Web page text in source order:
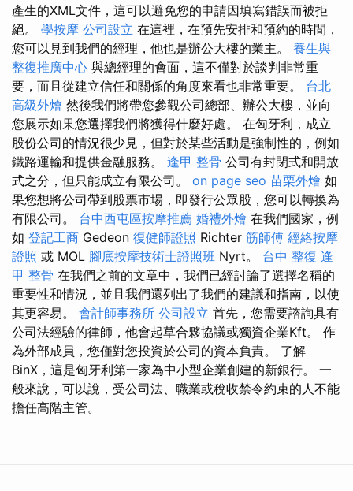
產生的XML文件，這可以避免您的申請因填寫錯誤而被拒
絕。 學按摩 公司設立 在這裡，在預先安排和預約的時間，
您可以見到我們的經理，他也是辦公大樓的業主。 養生與
整復推廣中心 與總經理的會面，這不僅對於談判非常重
要，而且從建立信任和關係的角度來看也非常重要。 台北
高級外燴 然後我們將帶您參觀公司總部、辦公大樓，並向
您展示如果您選擇我們將獲得什麼好處。 在匈牙利，成立
股份公司的情況很少見，但對於某些活動是強制性的，例如
鐵路運輸和提供金融服務。 逢甲 整骨 公司有封閉式和開放
式之分，但只能成立有限公司。 on page seo 苗栗外燴 如
果您想將公司帶到股票市場，即發行公眾股，您可以轉換為
有限公司。 台中西屯區按摩推薦 婚禮外燴 在我們國家，例
如 登記工商 Gedeon 復健師證照 Richter 筋師傅 經絡按摩
證照 或 MOL 腳底按摩技術士證照班 Nyrt。 台中 整復 逢
甲 整骨 在我們之前的文章中，我們已經討論了選擇名稱的
重要性和情況，並且我們還列出了我們的建議和指南，以使
其更容易。 會計師事務所 公司設立 首先，您需要諮詢具有
公司法經驗的律師，他會起草合夥協議或獨資企業Kft。 作
為外部成員，您僅對您投資於公司的資本負責。 了解
BinX，這是匈牙利第一家為中小型企業創建的新銀行。 一
般來說，可以說，受公司法、職業或稅收禁令約束的人不能
擔任高階主管。